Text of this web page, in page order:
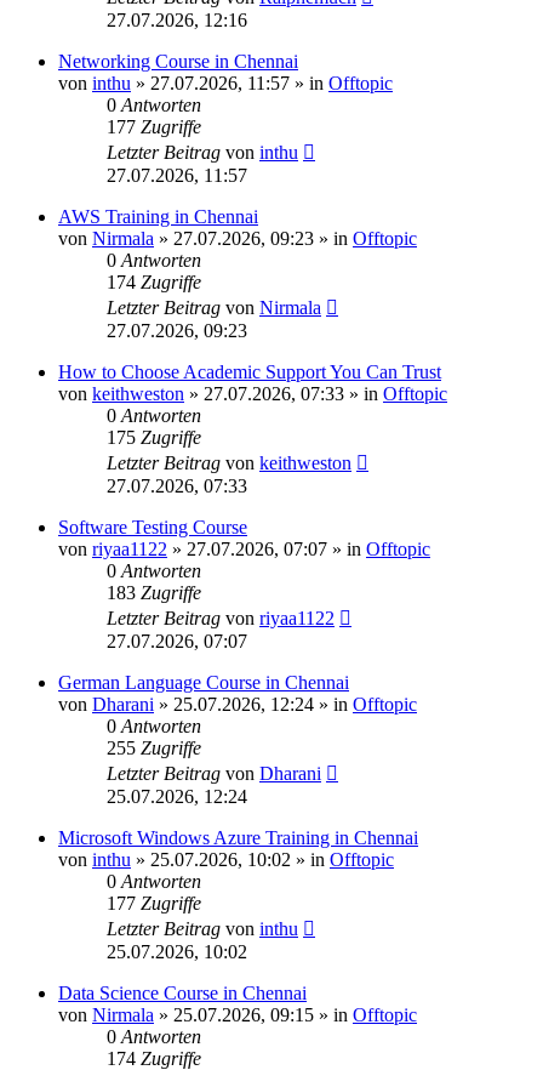
27.07.2026, 12:16
Networking Course in Chennai
von inthu » 27.07.2026, 11:57 » in Offtopic
0 Antworten
177 Zugriffe
Letzter Beitrag von inthu
27.07.2026, 11:57
AWS Training in Chennai
von Nirmala » 27.07.2026, 09:23 » in Offtopic
0 Antworten
174 Zugriffe
Letzter Beitrag von Nirmala
27.07.2026, 09:23
How to Choose Academic Support You Can Trust
von keithweston » 27.07.2026, 07:33 » in Offtopic
0 Antworten
175 Zugriffe
Letzter Beitrag von keithweston
27.07.2026, 07:33
Software Testing Course
von riyaa1122 » 27.07.2026, 07:07 » in Offtopic
0 Antworten
183 Zugriffe
Letzter Beitrag von riyaa1122
27.07.2026, 07:07
German Language Course in Chennai
von Dharani » 25.07.2026, 12:24 » in Offtopic
0 Antworten
255 Zugriffe
Letzter Beitrag von Dharani
25.07.2026, 12:24
Microsoft Windows Azure Training in Chennai
von inthu » 25.07.2026, 10:02 » in Offtopic
0 Antworten
177 Zugriffe
Letzter Beitrag von inthu
25.07.2026, 10:02
Data Science Course in Chennai
von Nirmala » 25.07.2026, 09:15 » in Offtopic
0 Antworten
174 Zugriffe